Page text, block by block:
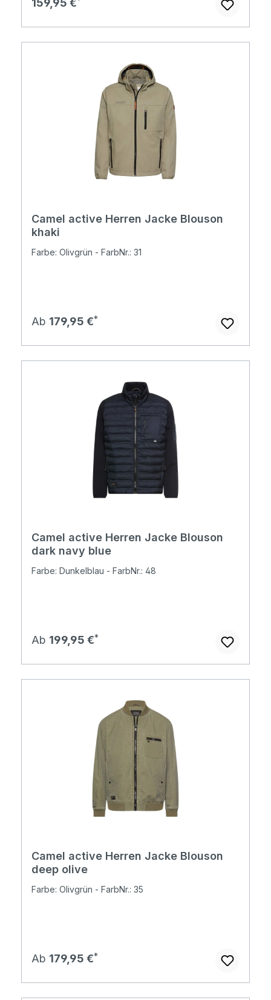
159,95 €
Camel active Herren Jacke Blouson
khaki
Farbe: Olivgrün - FarbNr.: 31
Regulärer Preis:
Ab 179,95 €
Camel active Herren Jacke Blouson
dark navy blue
Farbe: Dunkelblau - FarbNr.: 48
Regulärer Preis:
Ab 199,95 €
Camel active Herren Jacke Blouson
deep olive
Farbe: Olivgrün - FarbNr.: 35
Regulärer Preis:
Ab 179,95 €